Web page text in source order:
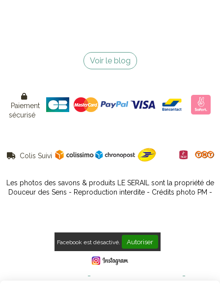
Voir le blog

Paiement
sécurisé
 Colis Suivi
Les photos des savons & produits LE SERAIL sont la propriété de
Douceur des Sens - Reproduction interdite - Crédits photo PM -
Facebook est désactivé. Autoriser